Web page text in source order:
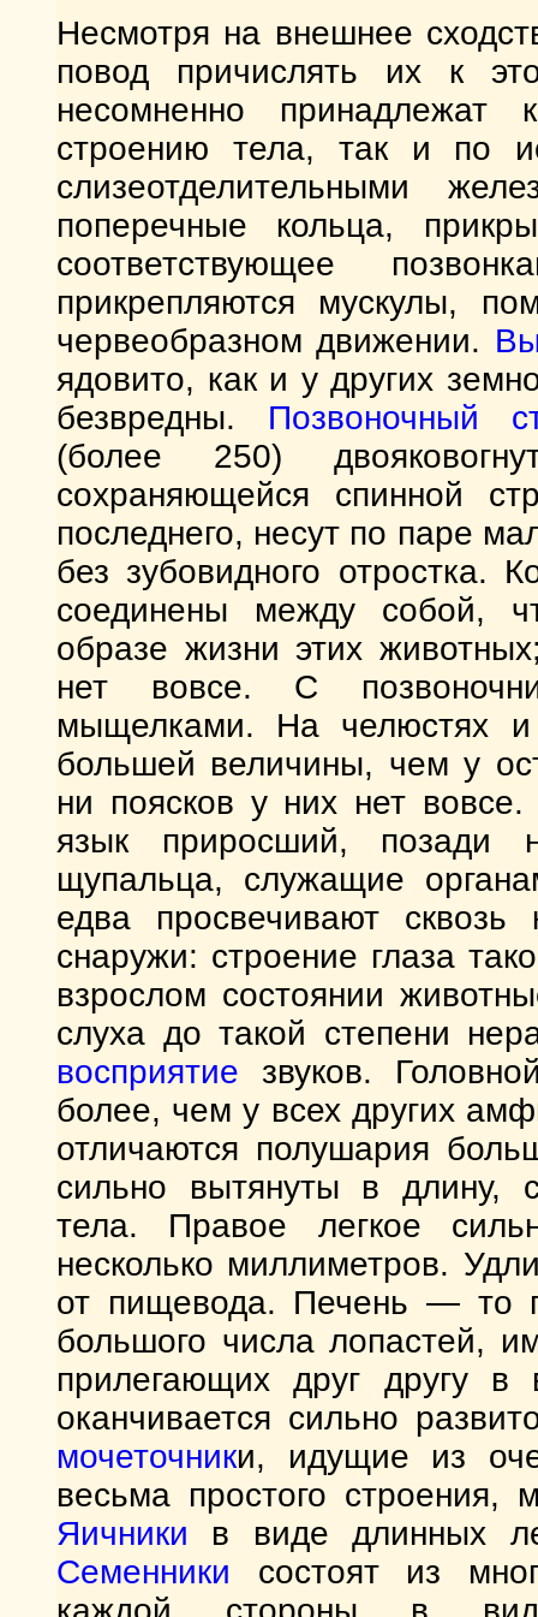
Несмотря на внешнее
повод причислять их к
несомненно
строению тела, так и по
слизеотделительными
поперечные кольца,
соответствующее
прикрепляются мускулы,
червеобразном движении.
ядовито, как и у других
безвредны. Позвоночный
(более 250)
сохраняющейся спинной
последнего, несут по паре
без зубовидного отростка.
соединены между собой,
образе жизни этих
нет вовсе. С
мыщелками. На челюстях и
большей величины, чем у
ни поясков у них нет
язык приросший, позади
щупальца, служащие
едва просвечивают
снаружи: строение глаза
взрослом состоянии
слуха до такой степени
восприятие звуков.
более, чем у всех других
отличаются полушария
сильно вытянуты в длину,
тела. Правое легкое
несколько миллиметров.
от пищевода. Печень — то
большого числа лопастей,
прилегающих друг другу в
оканчивается сильно
мочеточники, идущие из
весьма простого
Яичники в виде длинных
Семенники состоят из